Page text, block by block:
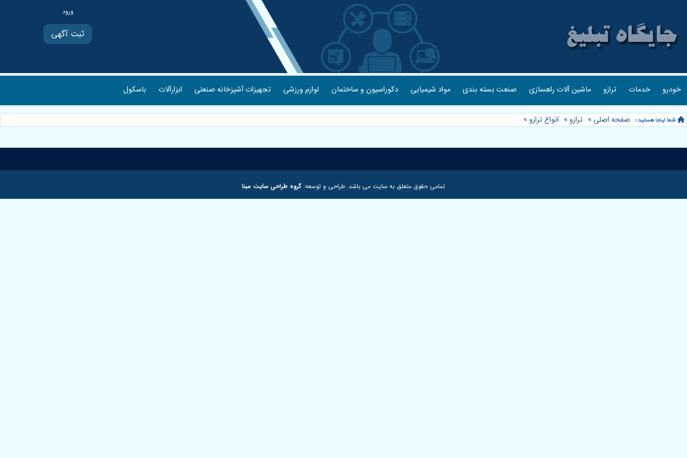
ثبت آگهی
خودرو خدمات ترازو ماشین آلات راهسازی صنعت بسته بندی مواد شیمیایی دکوراسیون و ساختمان لوازم ورزشی تجهیزات آشپزخانه صنعتی ابزارآلات باسکول
صفحه اصلی » ترازو » انواع ترازو »
تمامی حقوق متعلق به سایت می باشد. طراحی و توسعه: گروه طراحی سایت مبنا